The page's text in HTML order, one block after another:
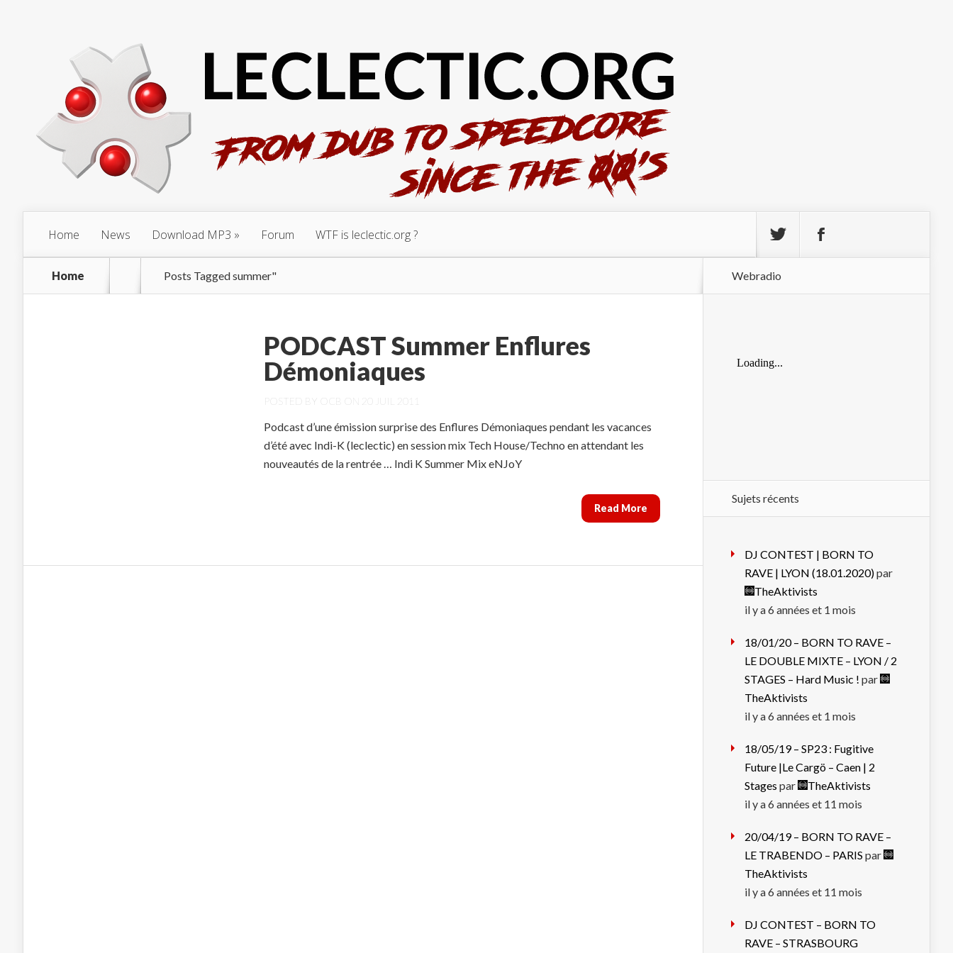
Home News Download MP3 Forum WTF is leclectic.org ?
Home Posts Taggedsummer"
PODCAST Summer Enflures
Démoniaques
POSTED BY OCB
Podcast d’une émission surprise des Enflures Démoniaques pendant les vacances
d’été avec Indi-K (leclectic) en session mix Tech House/Techno en attendant les
nouveautés de la rentrée … Indi K Summer Mix eNJoY
Read More
Webradio
Sujets récents
DJ CONTEST | BORN TO
RAVE | LYON (18.01.2020)par
TheAktivists
il y a 6 années et 1 mois
18/01/20 – BORN TO RAVE –
LE DOUBLE MIXTE – LYON / 2
STAGES – Hard Music ! par
TheAktivists
il y a 6 années et 1 mois
18/05/19 – SP23 : Fugitive
Future |Le Cargö – Caen | 2
Stages par
TheAktivists
il y a 6 années et 11 mois
20/04/19 – BORN TO RAVE –
LE TRABENDO – PARIS par
TheAktivists
il y a 6 années et 11 mois
DJ CONTEST – BORN TO
RAVE – STRASBOURG